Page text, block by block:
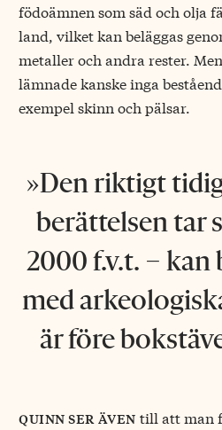
födoämnen som säd och olja
land, vilket kan beläggas
metaller och andra rester.
lämnade kanske inga
exempel skinn och pälsar.
Den riktigt
berättelsen tar
2000 f.v.t. − kan
med
är före
quinn ser även till att man